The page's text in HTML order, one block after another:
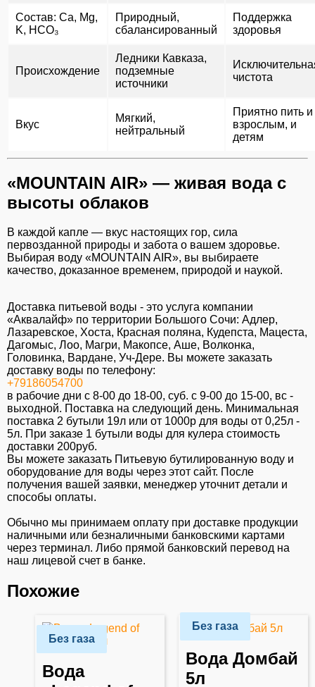
Состав: Ca, Mg,
K, HCO₃
Природный,
сбалансированный
Поддержка
здоровья
Происхождение
Ледники Кавказа,
подземные
источники
чистота
Вкус
Мягкий,
нейтральный
Приятно пить и
взрослым, и
детям
«MOUNTAIN AIR» — живая вода с
высоты облаков
В каждой капле — вкус настоящих гор, сила
первозданной природы и забота о вашем здоровье.
Выбирая воду «MOUNTAIN AIR», вы выбираете
качество, доказанное временем, природой и наукой.
Доставка питьевой воды - это услуга компании
«Аквалайф» по территории Большого Сочи: Адлер,
Лазаревское, Хоста, Красная поляна, Кудепста, Мацеста,
Дагомыс, Лоо, Магри, Макопсе, Аше, Волконка,
Головинка, Вардане, Уч-Дере. Вы можете заказать
доставку воды по телефону:
+79186054700
в рабочие дни с 8-00 до 18-00, суб. c 9-00 до 15-00, вс -
выходной. Поставка на следующий день. Минимальная
поставка 2 бутыли 19л или от 1000р для воды от 0,25л -
5л. При заказе 1 бутыли воды для кулера стоимость
доставки 200руб.
Вы можете заказать Питьевую бутилированную воду и
оборудование для воды через этот сайт. После
получения вашей заявки, менеджер уточнит детали и
способы оплаты.
Обычно мы принимаем оплату при доставке продукции
наличными или безналичными банковскими картами
через терминал. Либо прямой банковский перевод на
наш лицевой счет в банке.
Похожие
Без газа
Вода
Без газа
Вода Домбай
5л